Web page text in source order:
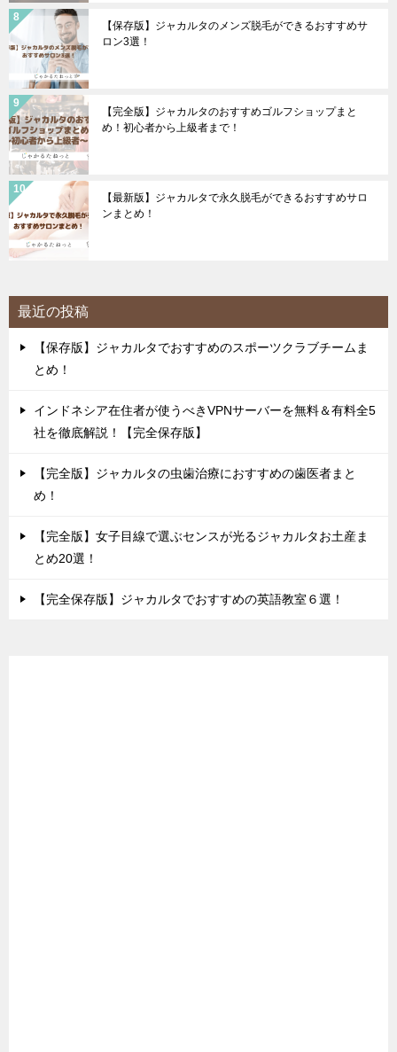
【保存版】ジャカルタのメンズ脱毛ができるおすすめサ
ロン3選！
【完全版】ジャカルタのおすすめゴルフショップまと
め！初心者から上級者まで！
【最新版】ジャカルタで永久脱毛ができるおすすめサロ
ンまとめ！
最近の投稿
【保存版】ジャカルタでおすすめのスポーツクラブチームま
とめ！
インドネシア在住者が使うべきVPNサーバーを無料＆有料全5
社を徹底解説！【完全保存版】
【完全版】ジャカルタの虫歯治療におすすめの歯医者まと
め！
【完全版】女子目線で選ぶセンスが光るジャカルタお土産ま
とめ20選！
【完全保存版】ジャカルタでおすすめの英語教室６選！